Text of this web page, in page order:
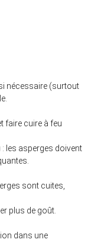
nécessaire (surtout
faire cuire à feu
: les asperges doivent
sont cuites,
plus de goût.
dans une